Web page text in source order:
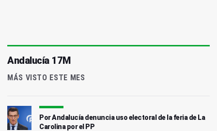
Andalucía 17M
MÁS VISTO ESTE MES
Por Andalucía denuncia uso electoral de la feria de La
Carolina por el PP